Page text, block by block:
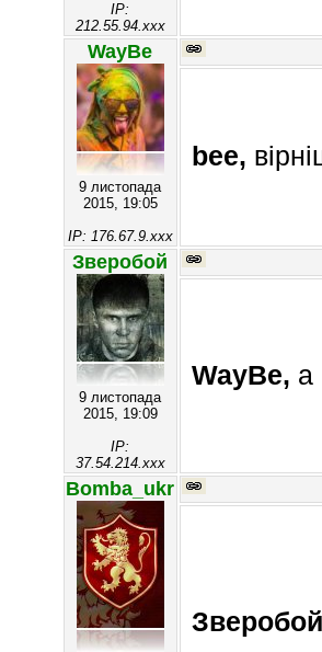
IP:
212.55.94.xxx
WayBe
9 листопада
2015, 19:05
IP: 176.67.9.xxx
bee,
Зверобой
9 листопада
2015, 19:09
IP:
37.54.214.xxx
WayBe, а
Bomba_ukr